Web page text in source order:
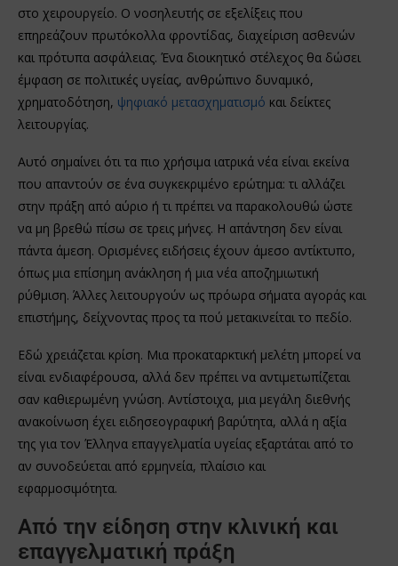
στο χειρουργείο. Ο νοσηλευτής σε εξελίξεις που
επηρεάζουν πρωτόκολλα φροντίδας, διαχείριση ασθενών
και πρότυπα ασφάλειας. Ένα διοικητικό στέλεχος θα δώσει
έμφαση σε πολιτικές υγείας, ανθρώπινο δυναμικό,
χρηματοδότηση, ψηφιακό μετασχηματισμό και δείκτες
λειτουργίας.
Αυτό σημαίνει ότι τα πιο χρήσιμα ιατρικά νέα είναι εκείνα
που απαντούν σε ένα συγκεκριμένο ερώτημα: τι αλλάζει
στην πράξη από αύριο ή τι πρέπει να παρακολουθώ ώστε
να μη βρεθώ πίσω σε τρεις μήνες. Η απάντηση δεν είναι
πάντα άμεση. Ορισμένες ειδήσεις έχουν άμεσο αντίκτυπο,
όπως μια επίσημη ανάκληση ή μια νέα αποζημιωτική
ρύθμιση. Άλλες λειτουργούν ως πρόωρα σήματα αγοράς και
επιστήμης, δείχνοντας προς τα πού μετακινείται το πεδίο.
Εδώ χρειάζεται κρίση. Μια προκαταρκτική μελέτη μπορεί να
είναι ενδιαφέρουσα, αλλά δεν πρέπει να αντιμετωπίζεται
σαν καθιερωμένη γνώση. Αντίστοιχα, μια μεγάλη διεθνής
ανακοίνωση έχει ειδησεογραφική βαρύτητα, αλλά η αξία
της για τον Έλληνα επαγγελματία υγείας εξαρτάται από το
αν συνοδεύεται από ερμηνεία, πλαίσιο και
εφαρμοσιμότητα.
Από την είδηση στην κλινική και
επαγγελματική πράξη